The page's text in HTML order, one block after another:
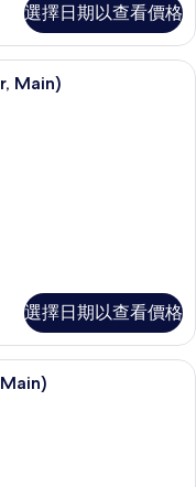
選擇日期以查看價格
非吸煙房 (Standard Fl
Main)
選擇日期以查看價格
非吸煙房 (Standard Fl